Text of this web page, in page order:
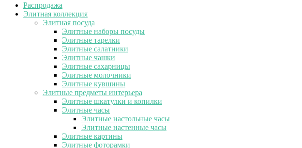
Распродажа
Элитная коллекция
Элитная посуда
Элитные наборы посуды
Элитные тарелки
Элитные салатники
Элитные чашки
Элитные сахарницы
Элитные молочники
Элитные кувшины
Элитные предметы интерьера
Элитные шкатулки и копилки
Элитные часы
Элитные настольные часы
Элитные настенные часы
Элитные картины
Элитные фоторамки